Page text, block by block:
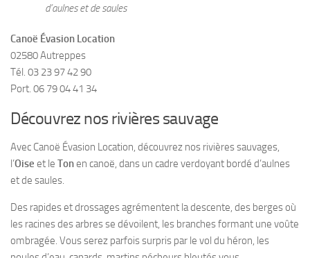
d’aulnes et de saules
Canoë Évasion Location
02580 Autreppes
Tél. 03 23 97 42 90
Port. 06 79 04 41 34
Découvrez nos rivières sauvage
Avec Canoë Évasion Location, découvrez nos rivières sauvages,
l’Oise et le Tonen canoë, dans un cadre verdoyant bordé d’aulnes
et de saules.
Des rapides et drossages agrémentent la descente, des berges où
les racines des arbres se dévoilent, les branches formant une voûte
ombragée. Vous serez parfois surpris par le vol du héron, les